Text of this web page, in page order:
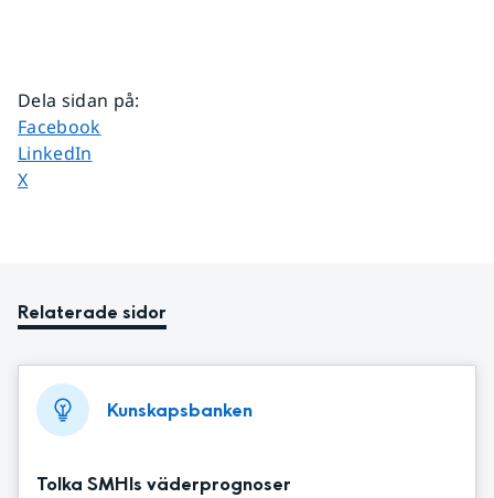
Dela sidan på:
Dela sidan på
Facebook
Dela sidan på
LinkedIn
Dela sidan på
X
Relaterade sidor
Kunskapsbanken
Tolka SMHIs väderprognoser